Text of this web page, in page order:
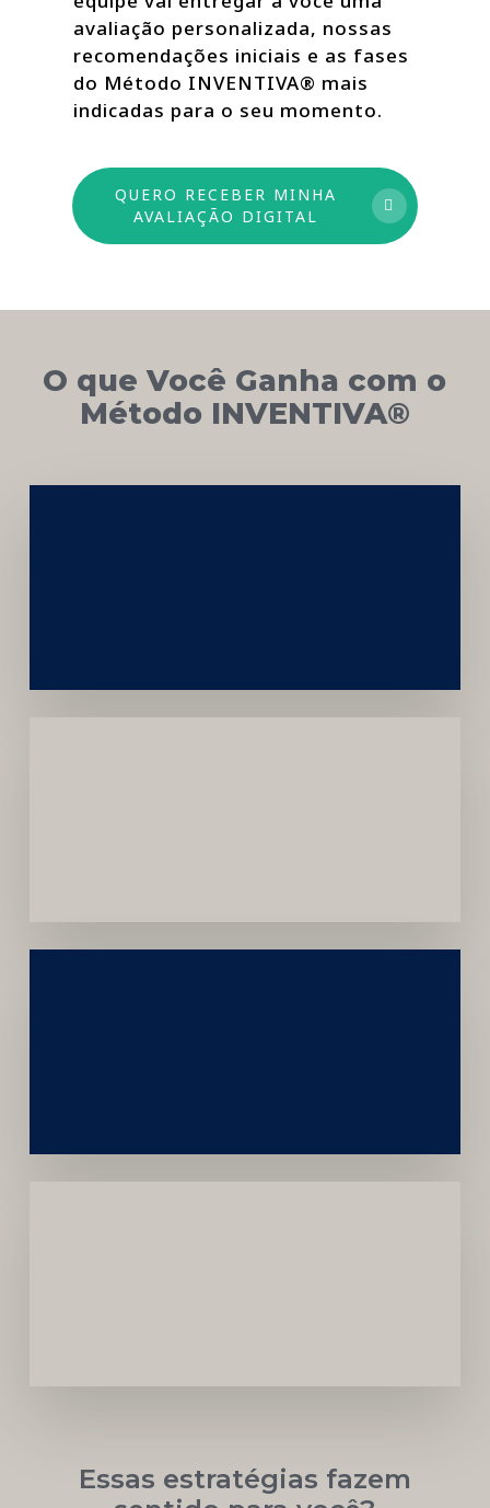
avaliação personalizada, nossas
recomendações iniciais e as fases
do Método INVENTIVA® mais
indicadas para o seu momento.
QUERO RECEBER MINHA
AVALIAÇÃO DIGITAL
O que Você Ganha com o
Método INVENTIVA®
Essas estratégias fazem